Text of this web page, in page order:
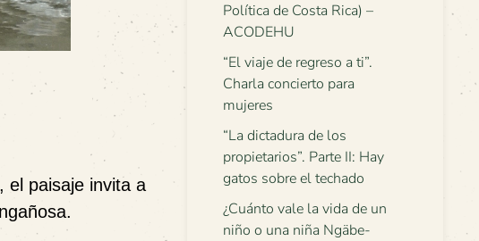
el paisaje invita a
Política de Costa Rica) –
ACODEHU
“El viaje de regreso a ti”.
Charla concierto para
mujeres
“La dictadura de los
propietarios”. Parte II: Hay
gatos sobre el techado
¿Cuánto vale la vida de un
niño o una niña Ngäbe-